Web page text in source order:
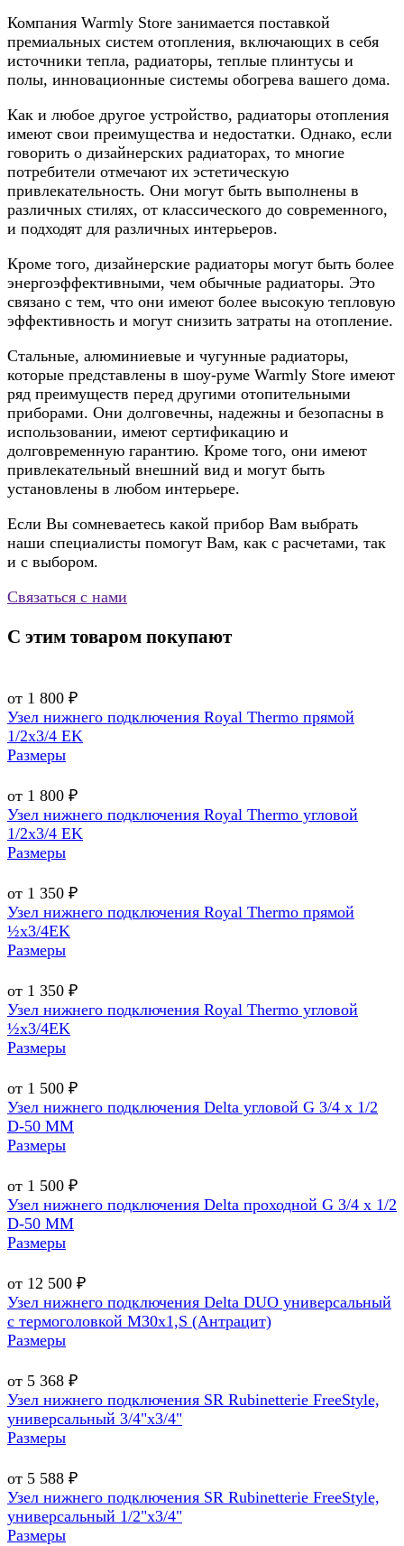
Компания Warmly Store занимается поставкой
премиальных систем отопления, включающих в себя
источники тепла, радиаторы, теплые плинтусы и
полы, инновационные системы обогрева вашего дома.
Как и любое другое устройство, радиаторы отопления
имеют свои преимущества и недостатки. Однако, если
говорить о дизайнерских радиаторах, то многие
потребители отмечают их эстетическую
привлекательность. Они могут быть выполнены в
различных стилях, от классического до современного,
и подходят для различных интерьеров.
Кроме того, дизайнерские радиаторы могут быть более
энергоэффективными, чем обычные радиаторы. Это
связано с тем, что они имеют более высокую тепловую
эффективность и могут снизить затраты на отопление.
Стальные, алюминиевые и чугунные радиаторы,
которые представлены в шоу-руме Warmly Store имеют
ряд преимуществ перед другими отопительными
приборами. Они долговечны, надежны и безопасны в
использовании, имеют сертификацию и
долговременную гарантию. Кроме того, они имеют
привлекательный внешний вид и могут быть
установлены в любом интерьере.
Если Вы сомневаетесь какой прибор Вам выбрать
наши специалисты помогут Вам, как с расчетами, так
и с выбором.
Связаться с нами
С этим товаром покупают
от 1 800 ₽
Узел нижнего подключения Royal Thermo прямой
1/2х3/4 EK
Размеры
от 1 800 ₽
Узел нижнего подключения Royal Thermo угловой
1/2х3/4 EK
Размеры
от 1 350 ₽
Узел нижнего подключения Royal Thermo прямой
½х3/4EK
Размеры
от 1 350 ₽
Узел нижнего подключения Royal Thermo угловой
½х3/4EK
Размеры
от 1 500 ₽
Узел нижнего подключения Delta угловой G 3/4 х 1/2
D-50 MM
Размеры
от 1 500 ₽
Узел нижнего подключения Delta проходной G 3/4 х 1/2
D-50 MM
Размеры
от 12 500 ₽
Узел нижнего подключения Delta DUO универсальный
с термоголовкой М30х1,Ѕ (Антрацит)
Размеры
от 5 368 ₽
Узел нижнего подключения SR Rubinetterie FreeStyle,
универсальный 3/4"х3/4"
Размеры
от 5 588 ₽
Узел нижнего подключения SR Rubinetterie FreeStyle,
универсальный 1/2"х3/4"
Размеры